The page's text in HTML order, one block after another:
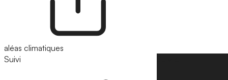
aléas climatiques
Suivi